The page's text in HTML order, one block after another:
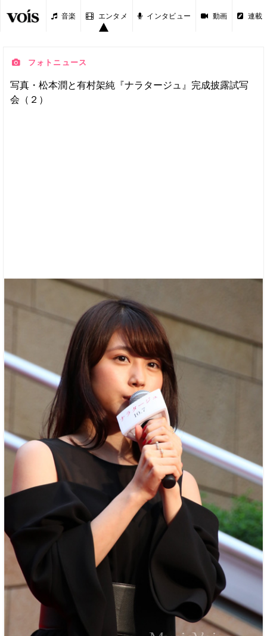
音楽 エンタメ インタビュー 動画 連載
フォトニュース
写真・松本潤と有村架純『ナラタージュ』完成披露試写
会（２）